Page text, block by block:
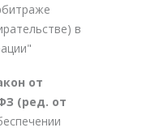
в
от
(ред. от